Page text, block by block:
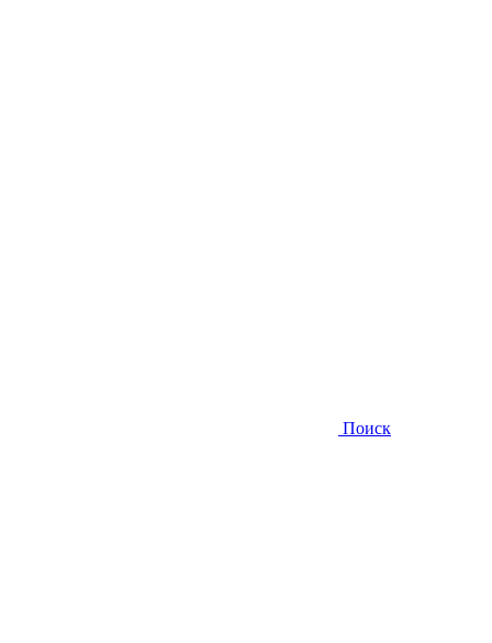
Поиск